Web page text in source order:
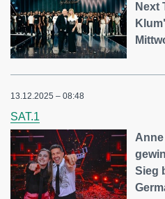
Next
13.12.2025 – 08:48
SAT.1
Sieg